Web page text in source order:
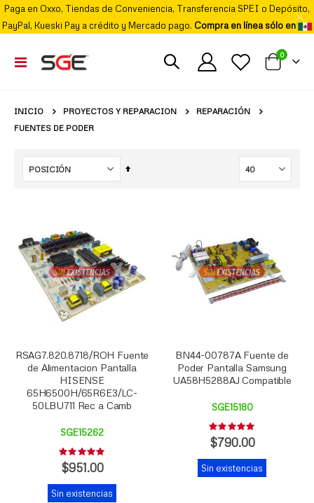
Paga en Oxxo, Tiendas de Conveniencia, Transferencia SPEI o Depósito,
PayPal, Kueski Pay a crédito y Mercado pago. Compra en línea sólo en
Cambiar
Nav
Mi carrito
0
INICIO PROYECTOS Y REPARACION
REPARACIÓN
FUENTES DE PODER
Fijar
RSAG7.820.8718/ROH Fuente
de Alimentacion Pantalla
HISENSE
65H6500H/65R6E3/LC-
50LBU711 Rec a Camb
SGE15262
Rating:
0%
$951.00
Sin existencias
BN44-00787A Fuente de
Poder Pantalla Samsung
UA58H5288AJ Compatible
SGE15180
Rating:
0%
$790.00
Sin existencias